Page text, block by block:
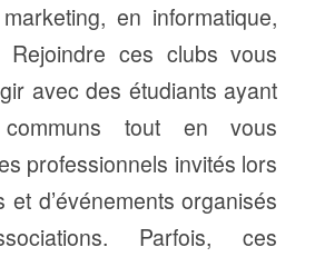
en informatique,
ces clubs vous
avec des étudiants ayant
tout en vous
professionnels invités lors
d’événements organisés
Parfois, ces